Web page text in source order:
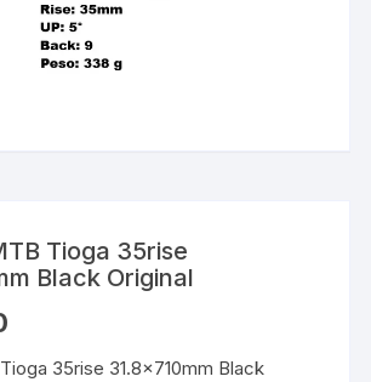
Tioga 35rise
Black Original
35rise 31.8x710mm Black